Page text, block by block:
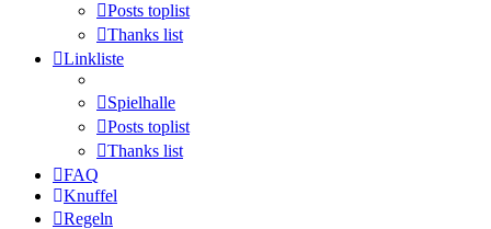
Posts toplist
Thanks list
Linkliste
Spielhalle
Posts toplist
Thanks list
FAQ
Knuffel
Regeln